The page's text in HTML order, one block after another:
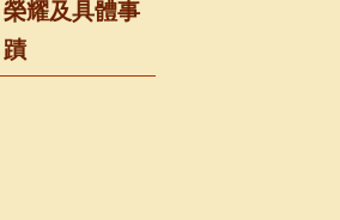
榮耀及具體事
蹟